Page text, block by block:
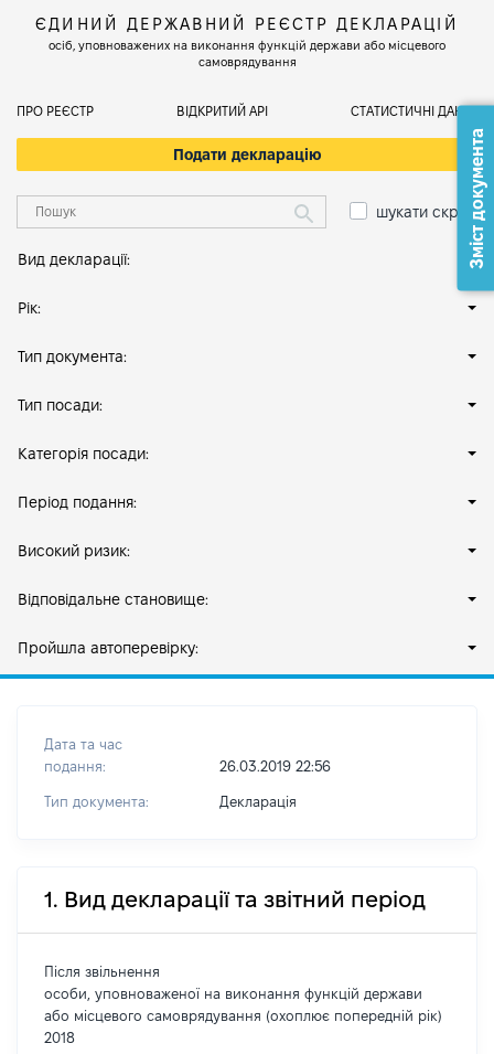
ЄДИНИЙ ДЕРЖАВНИЙ РЕЄСТР ДЕКЛАРАЦІЙ
осіб, уповноважених на виконання функцій держави або місцевого
самоврядування
ПРО РЕЄСТР ВІДКРИТИЙ АРІ СТАТИСТИЧНІ ДАНІ
Подати декларацію
шукати скрізь
Вид декларації:
Рік:
Тип документа:
Тип посади:
Категорія посади:
Період подання:
Високий ризик:
Відповідальне становище:
Пройшла автоперевірку:
Дата та час
подання:
26.03.2019 22:56
Тип документа: Декларація
1. Вид декларації та звітний період
Після звільнення
особи, уповноваженої на виконання функцій держави
або місцевого самоврядування (охоплює попередній рік)
2018
Зміст документа